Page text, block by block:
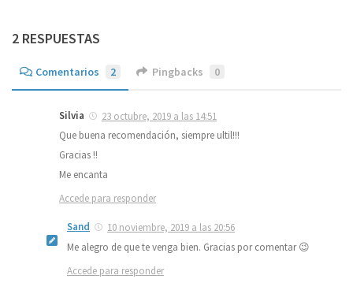
2 RESPUESTAS
Comentarios 2 Pingbacks 0
Silvia
23 octubre, 2019 a las 14:51
Que buena recomendación, siempre ultil!!!
Gracias !!
Me encanta
Accede para responder
Sand
10 noviembre, 2019 a las 20:56
Me alegro de que te venga bien. Gracias por comentar 😉
Accede para responder